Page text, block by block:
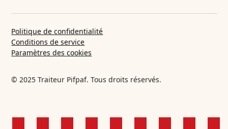
© 2025 Traiteur Pifpaf. Tous droits réservés.
Politique de confidentialité
Conditions de service
Paramètres des cookies